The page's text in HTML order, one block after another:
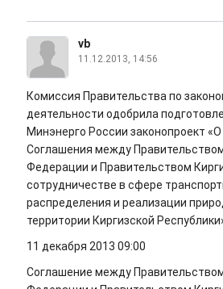
vb
11.12.2013, 14:56
Комиссия Правительства по
деятельности одобрила
Минэнерго России законопроект
Соглашения между
Федерации и Правительством
сотрудничестве в сфере
распределения и реализации
территории Киргизской
11 декабря 2013 09:00
Соглашение между